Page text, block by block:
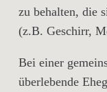
zu behalten, die
(z.B. Geschirr,
Bei einer
überlebende